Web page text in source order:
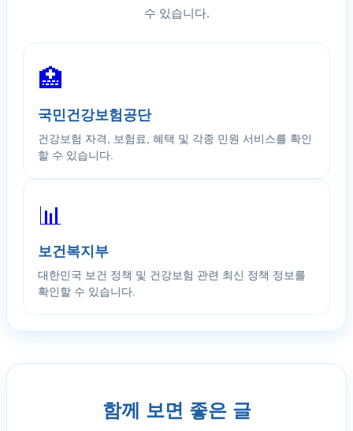
수 있습니다.
🏥
국민건강보험공단
건강보험 자격, 보험료, 혜택 및 각종 민원 서비스를 확인
할 수 있습니다.
📊
보건복지부
대한민국 보건 정책 및 건강보험 관련 최신 정책 정보를
확인할 수 있습니다.
함께 보면 좋은 글